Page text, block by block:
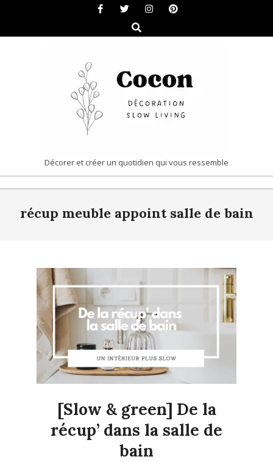
content
Search
COCON
|
DÉCORATION
LIVING
Décorer et créer un quotidien qui vous ressemble
Navigationrécup meuble appoint salle de bain
[Slow & green] De la
récup’ dans la salle de
bain